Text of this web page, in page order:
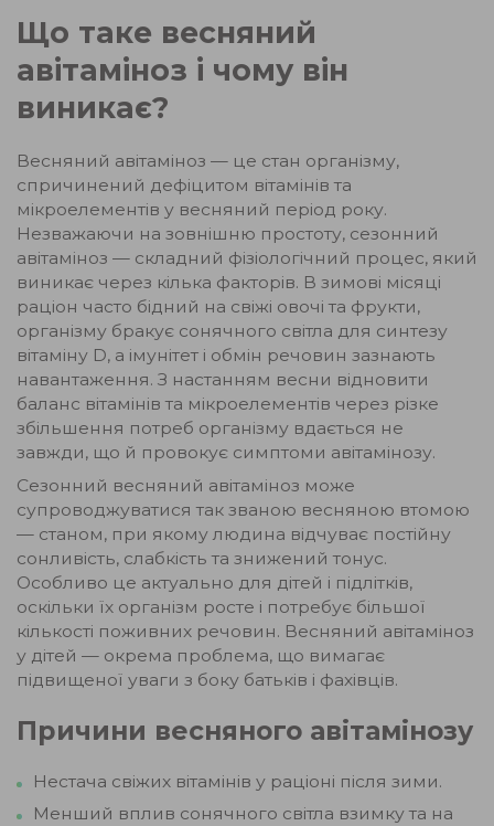
Що таке весняний
авітаміноз і чому він
виникає?
Весняний авітаміноз — це стан організму,
спричинений дефіцитом вітамінів та
мікроелементів у весняний період року.
Незважаючи на зовнішню простоту, сезонний
авітаміноз — складний фізіологічний процес, який
виникає через кілька факторів. В зимові місяці
раціон часто бідний на свіжі овочі та фрукти,
організму бракує сонячного світла для синтезу
вітаміну D, а імунітет і обмін речовин зазнають
навантаження. З настанням весни відновити
баланс вітамінів та мікроелементів через різке
збільшення потреб організму вдається не
завжди, що й провокує симптоми авітамінозу.
Сезонний весняний авітаміноз може
супроводжуватися так званою весняною втомою
— станом, при якому людина відчуває постійну
сонливість, слабкість та знижений тонус.
Особливо це актуально для дітей і підлітків,
оскільки їх організм росте і потребує більшої
кількості поживних речовин. Весняний авітаміноз
у дітей — окрема проблема, що вимагає
підвищеної уваги з боку батьків і фахівців.
Причини весняного авітамінозу
Нестача свіжих вітамінів у раціоні після зими.
Менший вплив сонячного світла взимку та на